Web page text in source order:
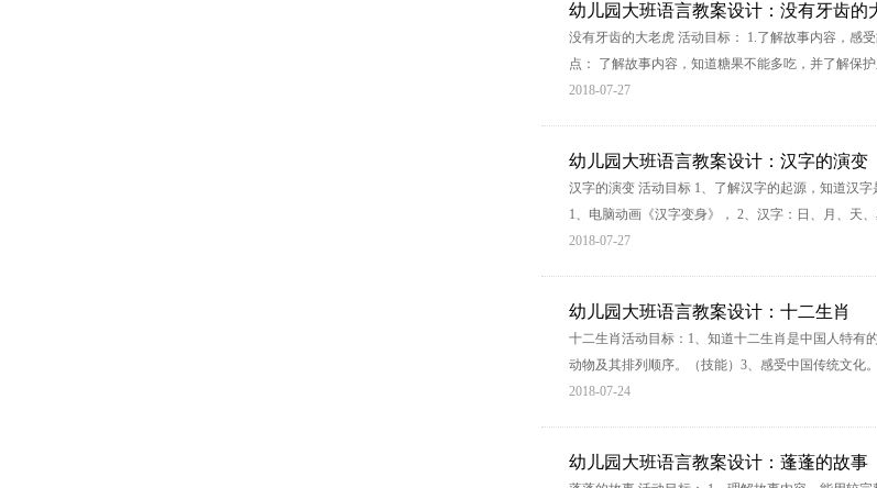
幼儿园大班语言教案设计：没有牙齿的
没有牙齿的大老虎 活动目标： 1.了解故事内容，感
点： 了解故事内容，知道糖果不能多吃，并了解保
2018-07-27
幼儿园大班语言教案设计：汉字的演变
汉字的演变 活动目标 1、了解汉字的起源，知道汉
1、电脑动画《汉字变身》， 2、汉字：日、月、天
2018-07-27
幼儿园大班语言教案设计：十二生肖
十二生肖活动目标：1、知道十二生肖是中国人特有
动物及其排列顺序。（技能）3、感受中国传统文化。
2018-07-24
幼儿园大班语言教案设计：蓬蓬的故事